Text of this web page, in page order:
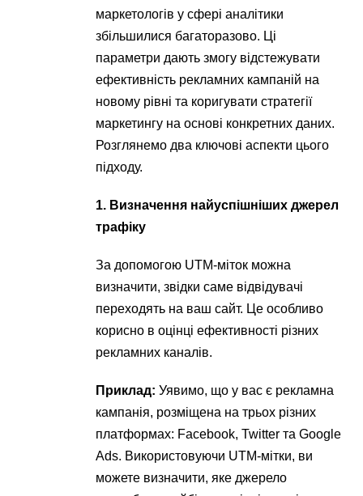
маркетологів у сфері аналітики
збільшилися багаторазово. Ці
параметри дають змогу відстежувати
ефективність рекламних кампаній на
новому рівні та коригувати стратегії
маркетингу на основі конкретних даних.
Розглянемо два ключові аспекти цього
підходу.
1. Визначення найуспішніших джерел
трафіку
За допомогою UTM-міток можна
визначити, звідки саме відвідувачі
переходять на ваш сайт. Це особливо
корисно в оцінці ефективності різних
рекламних каналів.
Приклад: Уявимо, що у вас є рекламна
кампанія, розміщена на трьох різних
платформах: Facebook, Twitter та Google
Ads. Використовуючи UTM-мітки, ви
можете визначити, яке джерело